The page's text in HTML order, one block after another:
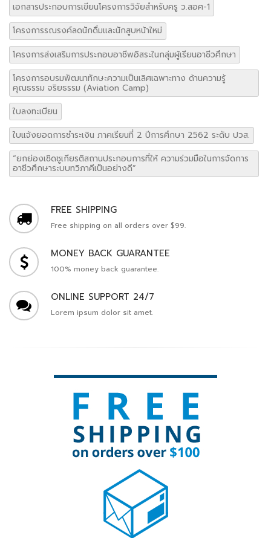
เอกสารประกอบการเขียนโครงการวิจัยสำหรับครู ว.สอศ-1
โครงการรณรงค์ลดนักดื่มและนักสูบหน้าใหม่
โครงการส่งเสริมการประกอบอาชีพอิสระในกลุ่มผู้เรียนอาชีวศึกษา
โครงการอบรมพัฒนาทักษะความเป็นเลิศเฉพาะทาง ด้านความรู้
คุณธรรม จริยธรรม (Aviation Camp)
ใบลงทะเบียน
ใบแจ้งยอดการชำระเงิน ภาคเรียนที่ 2 ปีการศึกษา 2562 ระดับ ปวส.
“ยกย่องเชิดชูเกียรติสถานประกอบการที่ให้ ความร่วมมือในการจัดการ
อาชีวศึกษาระบบทวิภาคีเป็นอย่างดี”
FREE SHIPPING
Free shipping on all orders over $99.
MONEY BACK GUARANTEE
100% money back guarantee.
ONLINE SUPPORT 24/7
Lorem ipsum dolor sit amet.